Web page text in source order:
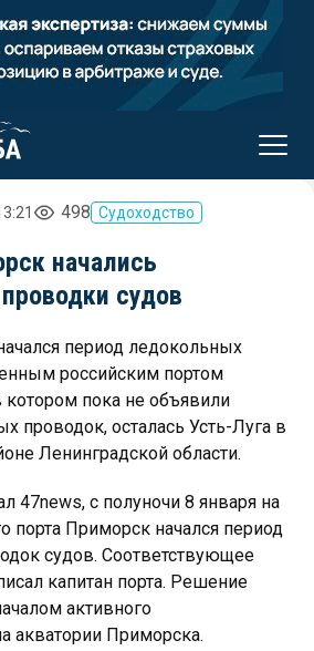
498 Судоходство
начались
судов
период ледокольных
российским портом
котором пока не объявили
проводок, осталась Усть-Луга в
Ленинградской области.
47news, с полуночи 8 января на
порта Приморск начался период
судов. Соответствующее
капитан порта. Решение
активного
акватории Приморска.